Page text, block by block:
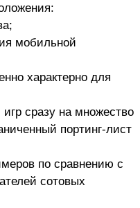
мобильной
характерно для
сразу на множество
портинг-лист
по сравнению с
сотовых